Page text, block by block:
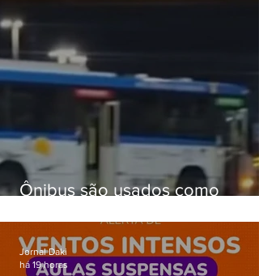
Ônibus são usados como
Gardênia Azul
Jornal Daki
há 19 horas